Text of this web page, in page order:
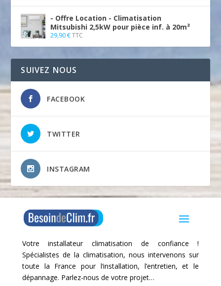
- Offre Location - Climatisation
Mitsubishi 2,5kW pour pièce inf. à 20m²
29,90€ TTC
SUIVEZ NOUS
FACEBOOK
TWITTER
INSTAGRAM
Votre installateur climatisation de confiance !
Spécialistes de la climatisation, nous intervenons sur
toute la France pour l’installation, l’entretien, et le
dépannage. Parlez-nous de votre projet…